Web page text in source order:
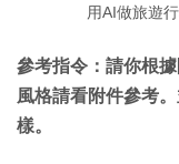
用AI做旅遊
參考指令：請你根
風格請看附件參考
樣。